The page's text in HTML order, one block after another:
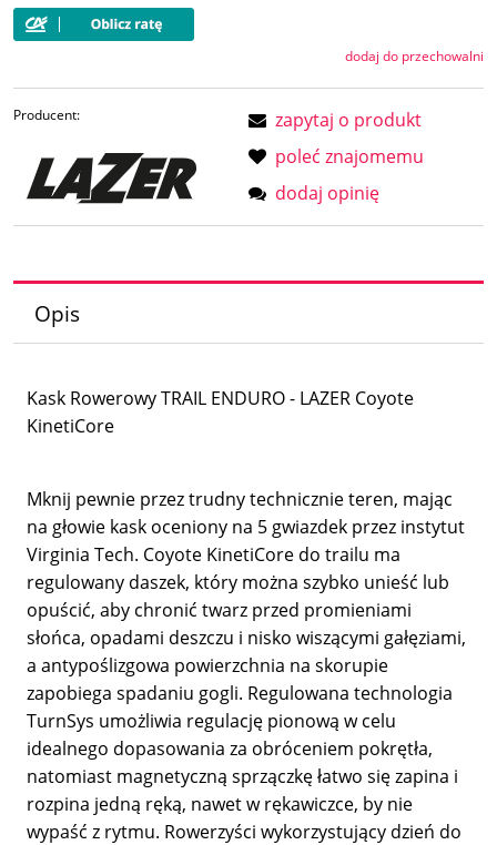
dodaj do przechowalni
Producent:
zapytaj o produkt
poleć znajomemu
dodaj opinię
Opis
Kask Rowerowy TRAIL ENDURO - LAZER Coyote
KinetiCore
Mknij pewnie przez trudny technicznie teren, mając
na głowie kask oceniony na 5 gwiazdek przez instytut
Virginia Tech. Coyote KinetiCore do trailu ma
regulowany daszek, który można szybko unieść lub
opuścić, aby chronić twarz przed promieniami
słońca, opadami deszczu i nisko wiszącymi gałęziami,
a antypoślizgowa powierzchnia na skorupie
zapobiega spadaniu gogli. Regulowana technologia
TurnSys umożliwia regulację pionową w celu
idealnego dopasowania za obróceniem pokrętła,
natomiast magnetyczną sprzączkę łatwo się zapina i
rozpina jedną ręką, nawet w rękawiczce, by nie
wypaść z rytmu. Rowerzyści wykorzystujący dzień do